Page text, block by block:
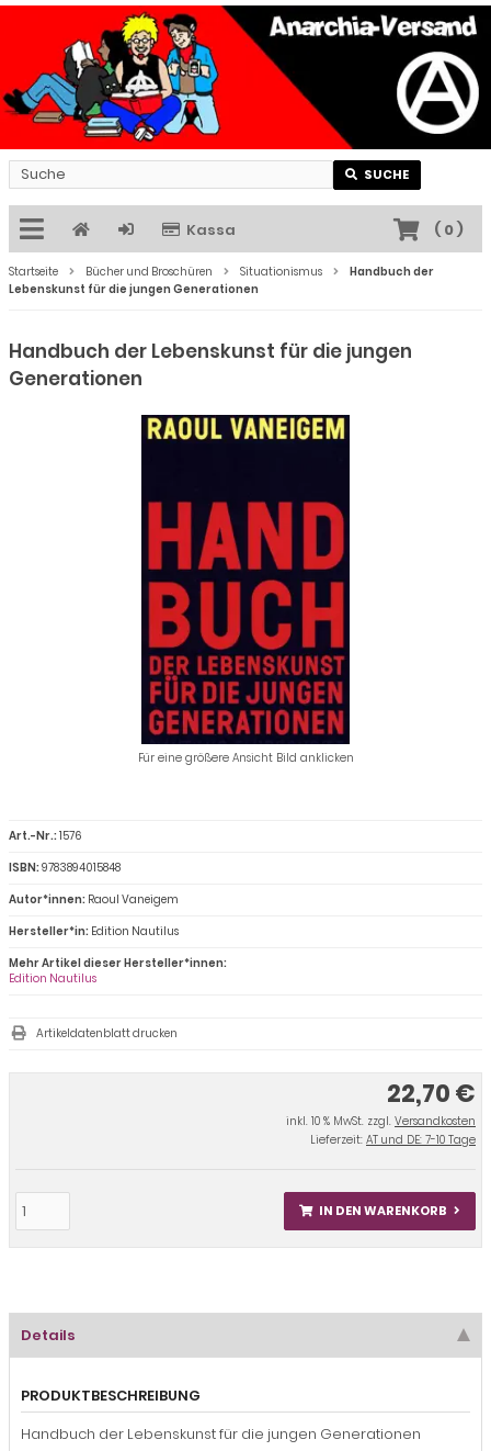
SUCHE
Kassa ( 0)
Startseite Bücher und Broschüren Situationismus
Handbuch der
Lebenskunst für die jungen Generationen
Handbuch der Lebenskunst für die jungen
Generationen
Für eine größere Ansicht Bild anklicken
22,70 €
inkl. 10 % MwSt. zzgl. Versandkosten
Lieferzeit: AT und DE: 7-10 Tage
IN DEN WARENKORB
Art.-Nr.:1576
ISBN:9783894015848
Autor*innen: Raoul Vaneigem
Hersteller*in: Edition Nautilus
Mehr Artikel dieser Hersteller*innen:
Edition Nautilus
Artikeldatenblatt drucken
Details
PRODUKTBESCHREIBUNG
Handbuch der Lebenskunst für die jungen Generationen